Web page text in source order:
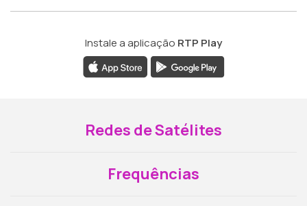
Instale a aplicação RTP Play
Redes de Satélites
Frequências